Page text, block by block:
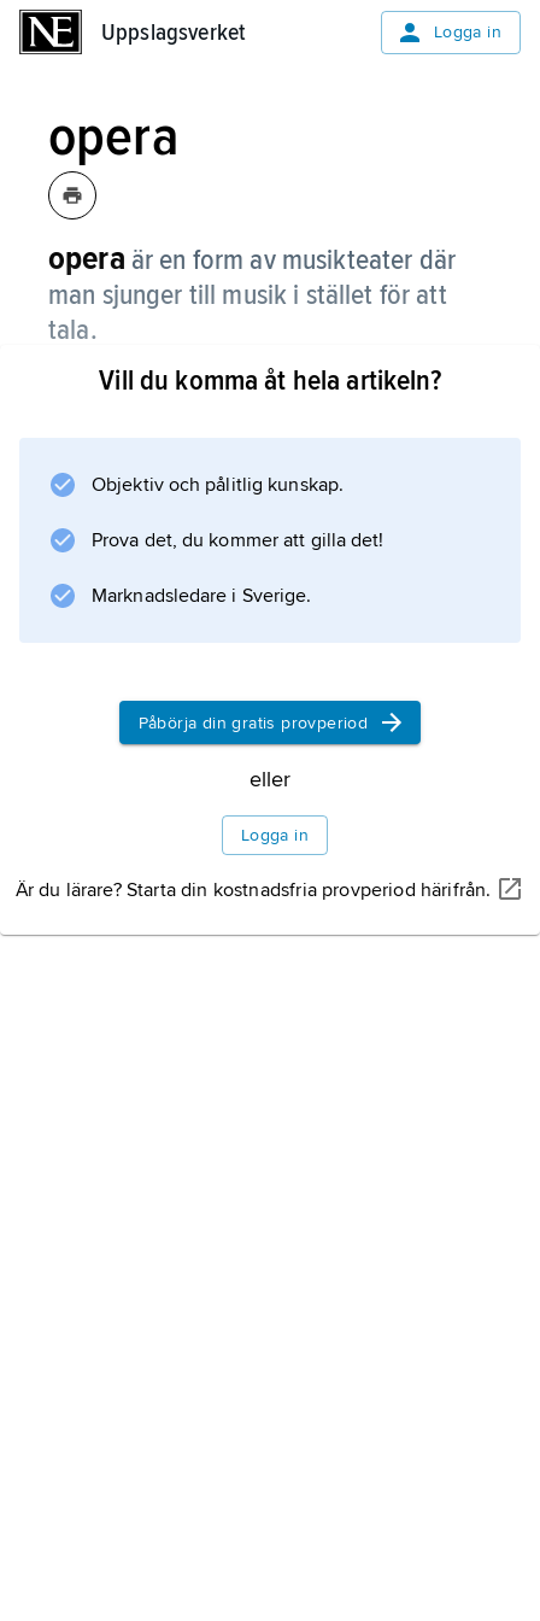
Uppslagsverket Logga in
opera
opera är en form av musikteater där
man sjunger till musik i stället för att
tala.
Musiken spelas vanligen av en stor orkester,
konstigt att man sjunger i stället för att tala,
känslor som inte kommer fram med bara ord.
Sång i olika stämmor
Operahus
Berömda operasångare
Vill du komma åt hela artikeln?
Objektiv och pålitlig kunskap.
Prova det, du kommer att gilla det!
Marknadsledare i Sverige.
Påbörja din gratis provperiod
eller
Logga in
Är du lärare? Starta din kostnadsfria provperiod härifrån.